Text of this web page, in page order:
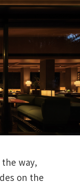
way,
on the